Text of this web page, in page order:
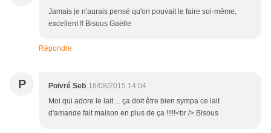
Jamais je n'aurais pensé qu'on pouvait le faire soi-même,
excellent !! Bisous Gaëlle
Répondre
P Poivré Seb 18/08/2015 14:04
Moi qui adore le lait ... ça doit être bien sympa ce lait
d'amande fait maison en plus de ça !!!!!<br /> Bisous